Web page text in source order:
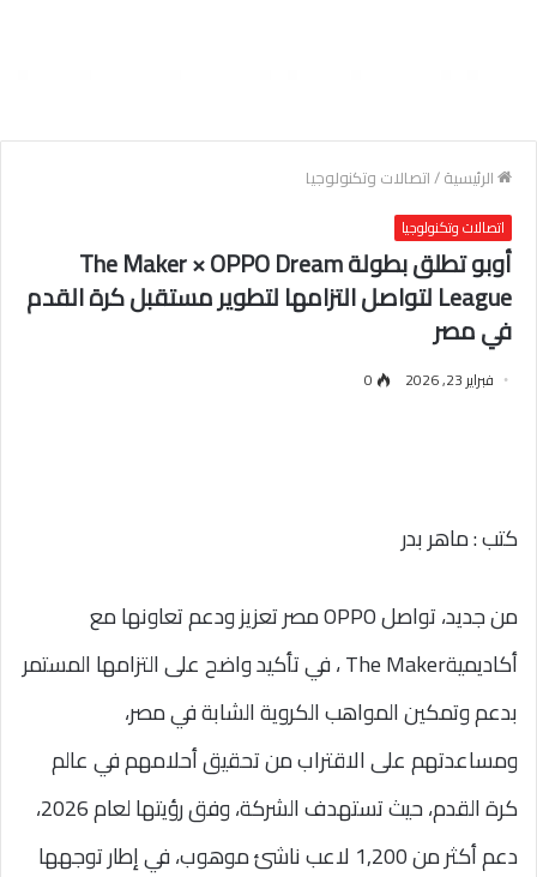
الرئيسية/اتصالات وتكنولوجيا
اتصالات وتكنولوجيا
أوبو تطلق بطولة The Maker × OPPO Dream
League لتواصل التزامها لتطوير مستقبل كرة القدم
في مصر
فبراير 23, 2026 0
كتب : ماهر بدر
من جديد، تواصل OPPO مصر تعزيز ودعم تعاونها مع
أكاديميةThe Maker ، في تأكيد واضح على التزامها المستمر
بدعم وتمكين المواهب الكروية الشابة في مصر،
ومساعدتهم على الاقتراب من تحقيق أحلامهم في عالم
كرة القدم، حيث تستهدف الشركة، وفق رؤيتها لعام 2026،
دعم أكثر من 1,200 لاعب ناشئ موهوب، في إطار توجهها